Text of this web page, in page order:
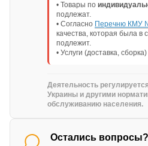
• Товары по
подлежат.
• Согласно Перечню КМУ
качества, которая была в
подлежит.
• Услуги (доставка,
Деятельность
Украины и другими
обслуживанию населения.
Остались вопросы?